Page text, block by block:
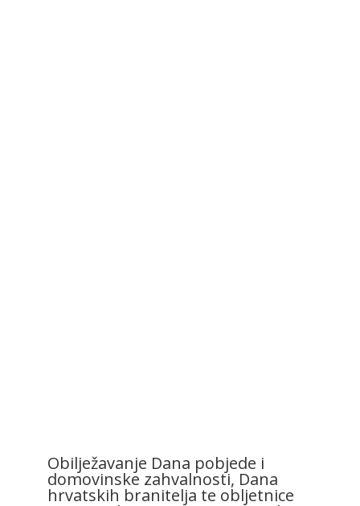
Obilježavanje Dana pobjede i
domovinske zahvalnosti, Dana
hrvatskih branitelja te obljetnice